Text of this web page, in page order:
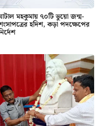
মহকুমায় ৭০টি ভুয়ো জন্ম-
হদিশ, কড়া পদক্ষেপের